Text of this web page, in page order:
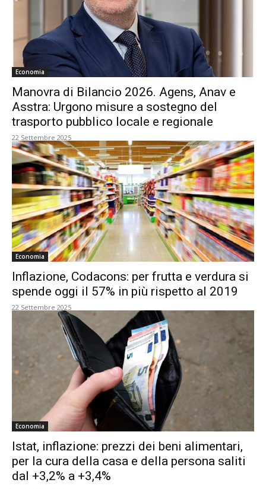
Economia
Manovra di Bilancio 2026. Agens, Anav e
Asstra: Urgono misure a sostegno del
trasporto pubblico locale e regionale
22 Settembre 2025
Economia
Inflazione, Codacons: per frutta e verdura si
spende oggi il 57% in più rispetto al 2019
22 Settembre 2025
Economia
Istat, inflazione: prezzi dei beni alimentari,
per la cura della casa e della persona saliti
dal +3,2% a +3,4%